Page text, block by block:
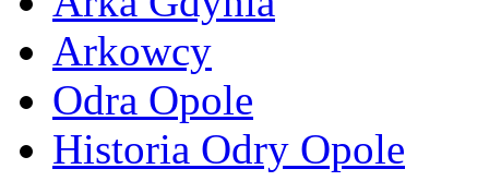
Arkowcy
Odra Opole
Historia Odry Opole